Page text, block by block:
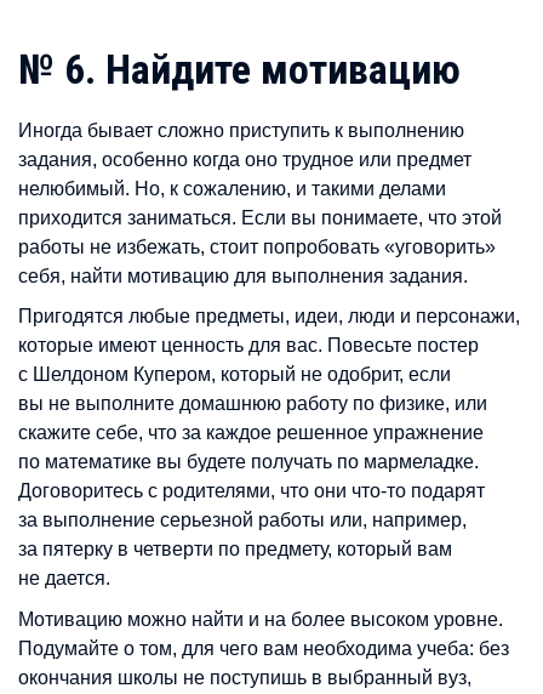
№ 6. Найдите мотивацию
Иногда бывает сложно приступить к выполнению
задания, особенно когда оно трудное или предмет
нелюбимый. Но, к сожалению, и такими делами
приходится заниматься. Если вы понимаете, что этой
работы не избежать, стоит попробовать «уговорить»
себя, найти мотивацию для выполнения задания.
Пригодятся любые предметы, идеи, люди и персонажи,
которые имеют ценность для вас. Повесьте постер
с Шелдоном Купером, который не одобрит, если
вы не выполните домашнюю работу по физике, или
скажите себе, что за каждое решенное упражнение
по математике вы будете получать по мармеладке.
Договоритесь с родителями, что они что-то подарят
за выполнение серьезной работы или, например,
за пятерку в четверти по предмету, который вам
не дается.
Мотивацию можно найти и на более высоком уровне.
Подумайте о том, для чего вам необходима учеба: без
окончания школы не поступишь в выбранный вуз,